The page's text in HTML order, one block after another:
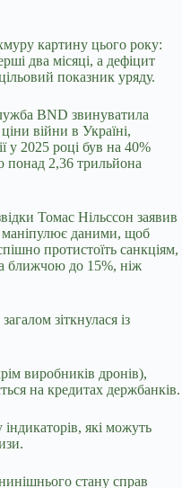
картину цього року:
два місяці, а дефіцит
показник уряду.
BND звинуватила
війни в Україні,
у 2025 році був на 40%
понад 2,36 трильйона
Томас Нільссон заявив
маніпулює даними, щоб
протистоїть санкціям,
ближчою до 15%, ніж
зіткнулася із
виробників дронів),
на кредитах держбанків.
які можуть
стану справ